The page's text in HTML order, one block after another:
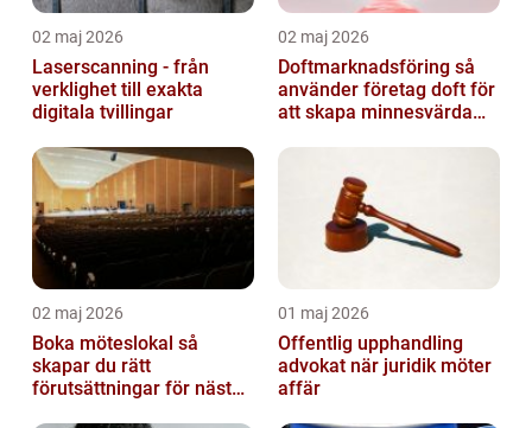
02 maj 2026
Laserscanning - från
verklighet till exakta
digitala tvillingar
02 maj 2026
Doftmarknadsföring så
använder företag doft för
att skapa minnesvärda
02 maj 2026
Boka möteslokal så
skapar du rätt
förutsättningar för nästa
01 maj 2026
Offentlig upphandling
advokat när juridik möter
affär